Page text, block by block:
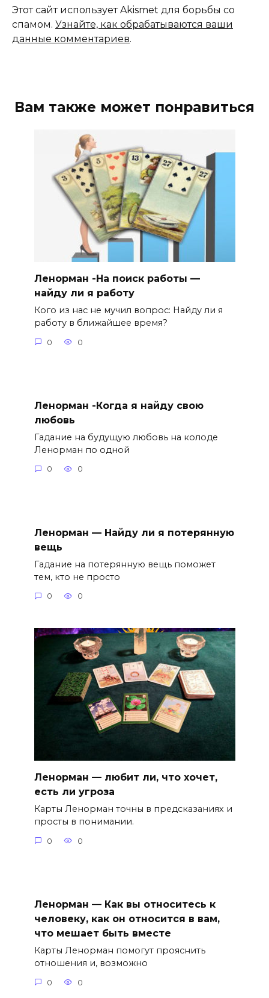
Этот сайт использует Akismet для борьбы со
спамом. Узнайте, как обрабатываются ваши
данные комментариев.
Вам также может понравиться
Ленорман -На поиск работы —
найду ли я работу
Кого из нас не мучил вопрос: Найду ли я
работу в ближайшее время?
0 0
Ленорман -Когда я найду свою
любовь
Гадание на будущую любовь на колоде
Ленорман по одной
0 0
Ленорман — Найду ли я потерянную
вещь
Гадание на потерянную вещь поможет
тем, кто не просто
0 0
Ленорман — любит ли, что хочет,
есть ли угроза
Карты Ленорман точны в предсказаниях и
просты в понимании.
0 0
Ленорман — Как вы относитесь к
человеку, как он относится в вам,
что мешает быть вместе
Карты Ленорман помогут прояснить
отношения и, возможно
0 0